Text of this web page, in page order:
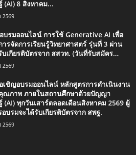
(AI) 8 สิงหาคม...
2569
บรมออนไลน์ การใช้ Generative AI เพื่อ
ารจัดการเรียนรู้วิทยาศาสตร์ รุ่นที่ 3 ผ่าน
เกียรติบัตรจาก สสวท. (วันที่รับสมัคร...
2569
เชิญอบรมออนไลน์ หลักสูตรการดำเนินงาน
ณภาพ ภายในสถานศึกษาด้วยปัญญา
(AI) ทุกวันเสาร์ตลอดเดือนสิงหาคม 2569 ผู้
บรมจะได้รับเกียรติบัตรจาก สพฐ.
2569